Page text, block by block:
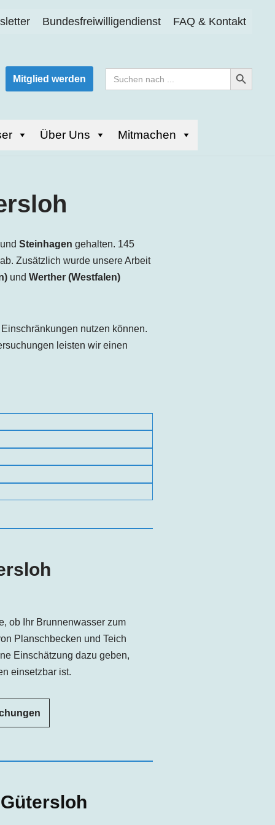
Bundesfreiwilligendienst FAQ & Kontakt
Mitglied werden
Search
for:
Search Button
Über Uns Mitmachen
Steinhagen gehalten. 145
Zusätzlich wurde unsere Arbeit
und Werther (Westfalen)
nutzen können.
leisten wir einen
ob Ihr Brunnenwasser zum
Planschbecken und Teich
Einschätzung dazu geben,
einsetzbar ist.
Gütersloh